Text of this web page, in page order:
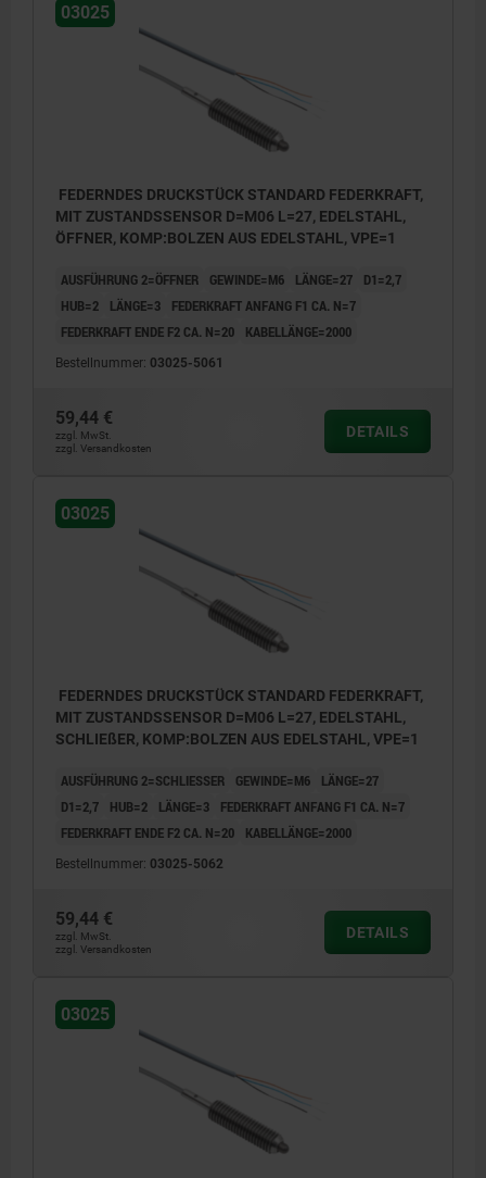
4) LED-Anzeige
Anwendungsbeispiel Positionsabfrage:
Pos. 2: Schieber ausgerastet
3) Schieber
03025
FEDERNDES DRUCKSTÜCK STANDARD FEDERKRAFT,
MIT ZUSTANDSSENSOR D=M06 L=27, EDELSTAHL,
ÖFFNER, KOMP:BOLZEN AUS EDELSTAHL, VPE=1
AUSFÜHRUNG 2=ÖFFNER GEWINDE=M6 LÄNGE=27
D1=2,7
HUB=2
LÄNGE=3
FEDERKRAFT ANFANG F1 CA. N=7
FEDERKRAFT ENDE F2 CA. N=20
KABELLÄNGE=2000
Bestellnummer: 03025-5061
59,44 €
zzgl. MwSt.
zzgl. Versandkosten
DETAILS
03025
FEDERNDES DRUCKSTÜCK STANDARD FEDERKRAFT,
MIT ZUSTANDSSENSOR D=M06 L=27, EDELSTAHL,
SCHLIEßER, KOMP:BOLZEN AUS EDELSTAHL, VPE=1
AUSFÜHRUNG 2=SCHLIESSER GEWINDE=M6
LÄNGE=27
D1=2,7
HUB=2 LÄNGE=3
FEDERKRAFT ANFANG F1 CA. N=7
FEDERKRAFT ENDE F2 CA. N=20
KABELLÄNGE=2000
Bestellnummer: 03025-5062
59,44 €
zzgl. MwSt.
zzgl. Versandkosten
DETAILS
03025